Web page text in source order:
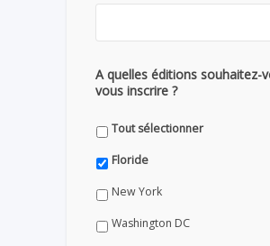
A quelles éditions souhaitez-
vous inscrire ?
Tout sélectionner
Floride
New York
Washington DC